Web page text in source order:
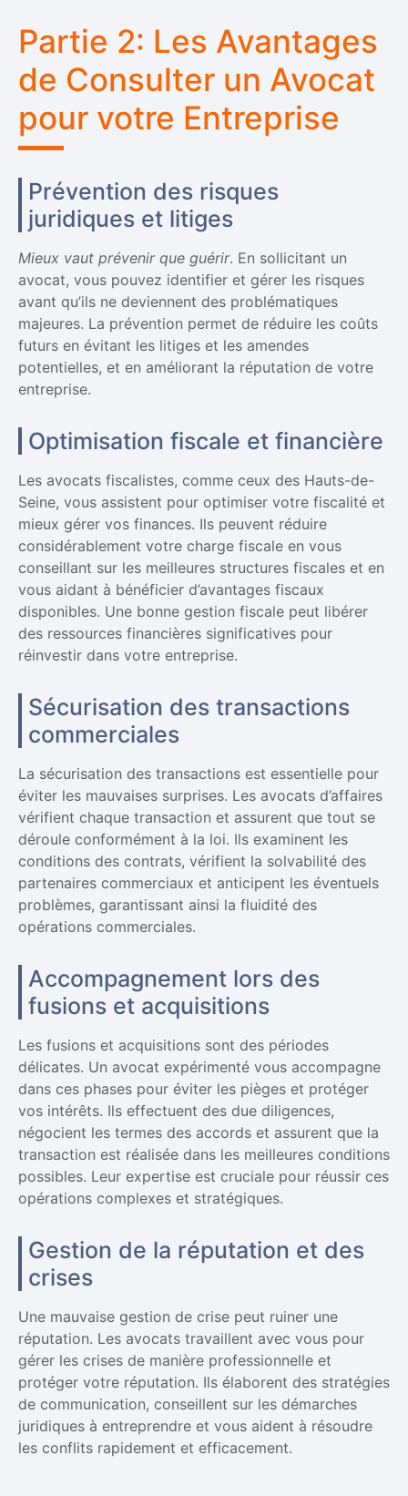
Partie 2: Les Avantages
de Consulter un Avocat
pour votre Entreprise
Prévention des risques
juridiques et litiges
Mieux vaut prévenir que guérir. En sollicitant un
avocat, vous pouvez identifier et gérer les risques
avant qu’ils ne deviennent des problématiques
majeures. La prévention permet de réduire les coûts
futurs en évitant les litiges et les amendes
potentielles, et en améliorant la réputation de votre
entreprise.
Optimisation fiscale et financière
Les avocats fiscalistes, comme ceux des Hauts-de-
Seine, vous assistent pour optimiser votre fiscalité et
mieux gérer vos finances. Ils peuvent réduire
considérablement votre charge fiscale en vous
conseillant sur les meilleures structures fiscales et en
vous aidant à bénéficier d’avantages fiscaux
disponibles. Une bonne gestion fiscale peut libérer
des ressources financières significatives pour
réinvestir dans votre entreprise.
Sécurisation des transactions
commerciales
La sécurisation des transactions est essentielle pour
éviter les mauvaises surprises. Les avocats d’affaires
vérifient chaque transaction et assurent que tout se
déroule conformément à la loi. Ils examinent les
conditions des contrats, vérifient la solvabilité des
partenaires commerciaux et anticipent les éventuels
problèmes, garantissant ainsi la fluidité des
opérations commerciales.
Accompagnement lors des
fusions et acquisitions
Les fusions et acquisitions sont des périodes
délicates. Un avocat expérimenté vous accompagne
dans ces phases pour éviter les pièges et protéger
vos intérêts. Ils effectuent des due diligences,
négocient les termes des accords et assurent que la
transaction est réalisée dans les meilleures conditions
possibles. Leur expertise est cruciale pour réussir ces
opérations complexes et stratégiques.
Gestion de la réputation et des
crises
Une mauvaise gestion de crise peut ruiner une
réputation. Les avocats travaillent avec vous pour
gérer les crises de manière professionnelle et
protéger votre réputation. Ils élaborent des stratégies
de communication, conseillent sur les démarches
juridiques à entreprendre et vous aident à résoudre
les conflits rapidement et efficacement.